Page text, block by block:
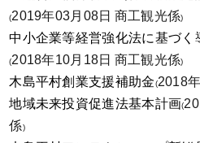
(2019年03月08日 商工観光係)
中小企業等経営強化法に基づく
(2018年10月18日 商工観光係)
木島平村創業支援補助金(2018
地域未来投資促進法基本計画(
係)